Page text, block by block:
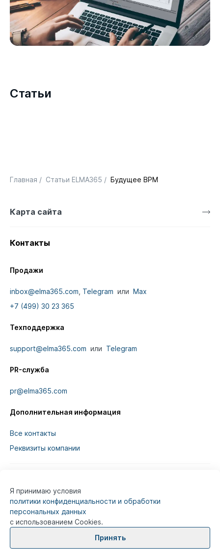
Статьи
Главная / Статьи ELMA365 / Будущее BPM
Карта сайта
Контакты
Продажи
inbox@elma365.com, Telegram или
Max
+7 (499) 30 23 365
Техподдержка
support@elma365.com или Telegram
PR-служба
pr@elma365.com
Дополнительная информация
Все контакты
Реквизиты компании
Информация на сайте предназначена для
предназначенной для публичного ознакомления
потребителей.
Я принимаю условия
политики конфиденциальности и обработки
персональных данных
с использованием Cookies.
Принять